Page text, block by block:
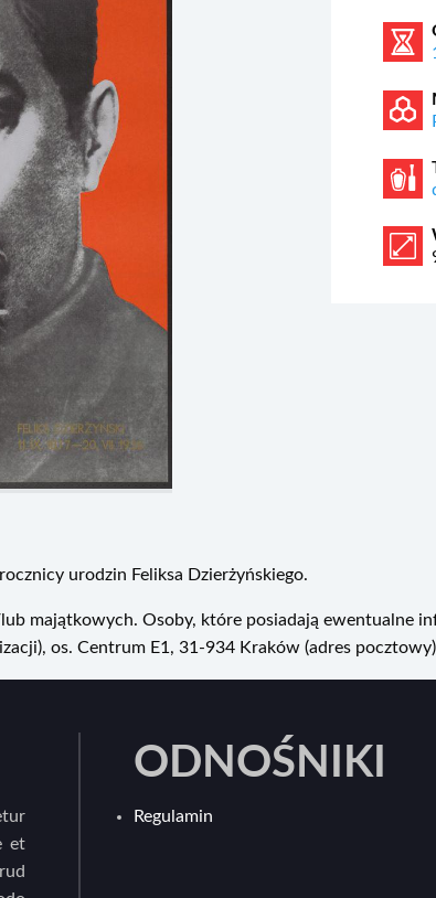
urodzin Feliksa Dzierżyńskiego.
majątkowych. Osoby, które posiadają ewentualne
os. Centrum E1, 31-934 Kraków (adres
et
ODNOŚNIKI
Regulamin